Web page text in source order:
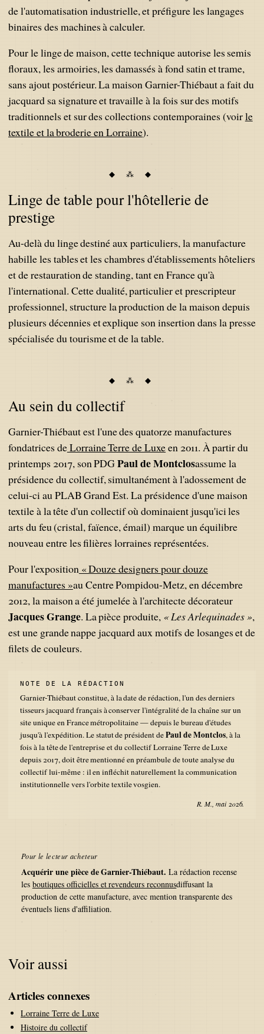
de l'automatisation industrielle, et préfigure les langages
binaires des machines à calculer.
Pour le linge de maison, cette technique autorise les semis
floraux, les armoiries, les damassés à fond satin et trame,
sans ajout postérieur. La maison Garnier-Thiébaut a fait du
jacquard sa signature et travaille à la fois sur des motifs
traditionnels et sur des collections contemporaines (voirle
textile et la broderie en Lorraine).
Linge de table pour l'hôtellerie de
prestige
Au-delà du linge destiné aux particuliers, la manufacture
habille les tables et les chambres d'établissements hôteliers
et de restauration de standing, tant en France qu'à
l'international. Cette dualité, particulier et prescripteur
professionnel, structure la production de la maison depuis
plusieurs décennies et explique son insertion dans la presse
spécialisée du tourisme et de la table.
Au sein du collectif
Garnier-Thiébaut est l'une des quatorze manufactures
fondatrices deLorraine Terre de Luxeen 2011. À partir du
printemps 2017, son PDGPaul de Montclosassume la
présidence du collectif, simultanément à l'adossement de
celui-ci au PLAB Grand Est. La présidence d'une maison
textile à la tête d'un collectif où dominaient jusqu'ici les
arts du feu (cristal, faïence, émail) marque un équilibre
nouveau entre les filières lorraines représentées.
Pour l'exposition« Douze designers pour douze
manufactures »au Centre Pompidou-Metz, en décembre
2012, la maison a été jumelée à l'architecte décorateur
Jacques Grange. La pièce produite, « Les Arlequinades »,
est une grande nappe jacquard aux motifs de losanges et de
filets de couleurs.
Garnier-Thiébaut constitue, à la date de rédaction, l'un des derniers
tisseurs jacquard français à conserver l'intégralité de la chaîne sur un
site unique en France métropolitaine — depuis le bureau d'études
jusqu'à l'expédition. Le statut de président dePaul de Montclos, à la
fois à la tête de l'entreprise et du collectif Lorraine Terre de Luxe
depuis 2017, doit être mentionné en préambule de toute analyse du
collectif lui-même : il en infléchit naturellement la communication
institutionnelle vers l'orbite textile vosgien.
R. M., mai 2026.
Pour le lecteur acheteur
Acquérir une pièce deGarnier-Thiébaut. La rédaction recense
les boutiques officielles et revendeurs reconnusdiffusant la
production de cette manufacture, avec mention transparente des
éventuels liens d'affiliation.
Voir aussi
Articles connexes
Lorraine Terre de Luxe
Histoire du collectif